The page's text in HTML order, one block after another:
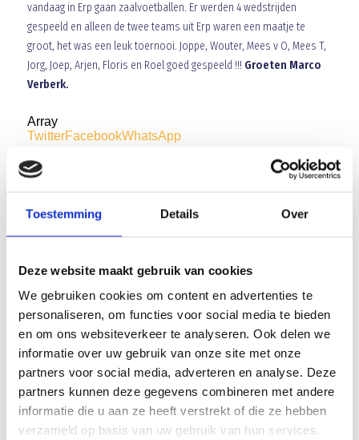
Toestemming Details Over
Deze website maakt gebruik van cookies
We gebruiken cookies om content en advertenties te
personaliseren, om functies voor social media te bieden
en om ons websiteverkeer te analyseren. Ook delen we
informatie over uw gebruik van onze site met onze
partners voor social media, adverteren en analyse. Deze
partners kunnen deze gegevens combineren met andere
informatie die u aan ze heeft verstrekt of die ze hebben
verzameld op basis van uw gebruik van hun services.
vandaag in Erp gaan zaalvoetballen. Er werden 4 wedstrijden
gespeeld en alleen de twee teams uit Erp waren een maatje te
groot, het was een leuk toernooi. Joppe, Wouter, Mees v O, Mees T,
Jorg, Joep, Arjen, Floris en Roel goed gespeeld !!! Groeten Marco
Verberk.
Array
TwitterFacebookWhatsApp
Bericht voor alle D- en E-pupillen van Blauw Geel ’38!
AANMELDEN LID